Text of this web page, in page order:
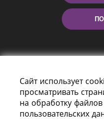
Пр-т Независимости
Сайт использует
просматривать
на обработку
пользовательских